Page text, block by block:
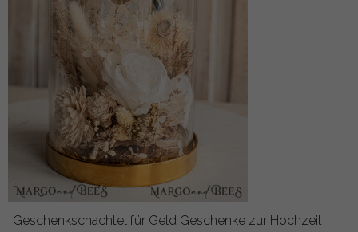
Geschenkschachtel für Geld Geschenke zur Hochzeit